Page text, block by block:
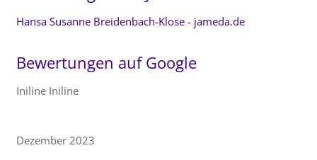
Hansa Susanne Breidenbach-Klose - jameda.de
Bewertungen auf Google
Iniline Iniline
Dezember 2023